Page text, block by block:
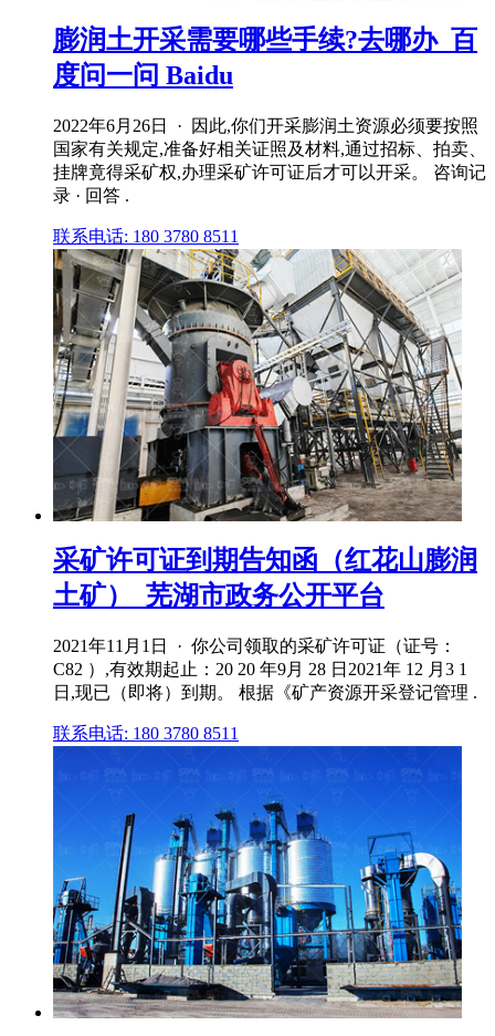
膨润土开采需要哪些手续?去哪办_百
度问一问 Baidu
2022年6月26日 · 因此,你们开采膨润土资源必须要按照
国家有关规定,准备好相关证照及材料,通过招标、拍卖、
挂牌竟得采矿权,办理采矿许可证后才可以开采。 咨询记
录 · 回答 .
联系电话: 180 3780 8511
采矿许可证到期告知函（红花山膨润
土矿）_芜湖市政务公开平台
2021年11月1日 · 你公司领取的采矿许可证（证号：
C82 ）,有效期起止：20 20 年9月 28 日2021年 12 月3 1
日,现已（即将）到期。 根据《矿产资源开采登记管理 .
联系电话: 180 3780 8511